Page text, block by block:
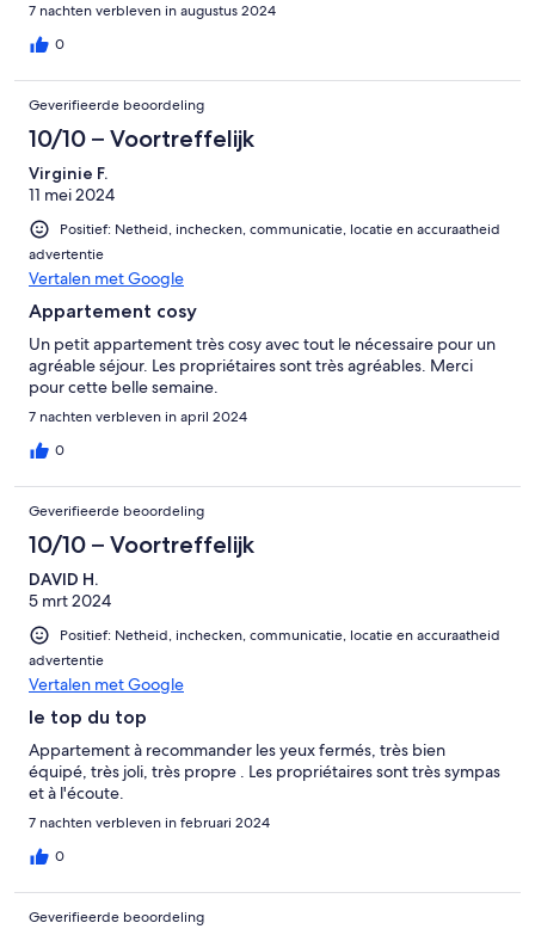
7 nachten verbleven in augustus 2024
0
Geverifieerde beoordeling
10/10 – Voortreffelijk
Virginie F.
11 mei 2024
Positief: Netheid, inchecken, communicatie, locatie en accuraatheid
advertentie
Vertalen met Google
Appartement cosy
Un petit appartement très cosy avec tout le nécessaire pour un
agréable séjour. Les propriétaires sont très agréables. Merci
pour cette belle semaine.
7 nachten verbleven in april 2024
0
Geverifieerde beoordeling
10/10 – Voortreffelijk
DAVID H.
5 mrt 2024
Positief: Netheid, inchecken, communicatie, locatie en accuraatheid
advertentie
Vertalen met Google
le top du top
Appartement à recommander les yeux fermés, très bien
équipé, très joli, très propre . Les propriétaires sont très sympas
et à l'écoute.
7 nachten verbleven in februari 2024
0
Geverifieerde beoordeling